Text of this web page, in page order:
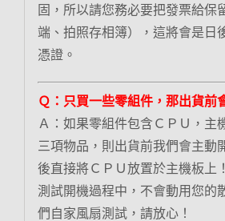
固，所以請您務必要把發票給保
端、拍照存相簿），這將會是日
憑證。
Ｑ：只買一些零組件，那出貨前
Ａ：如果零組件包含ＣＰＵ，主
三項物品，則出貨前我們會主動
後直接將ＣＰＵ放置於主機板上！
測試開機過程中，不會動用您的
們自家風扇測試，請放心！